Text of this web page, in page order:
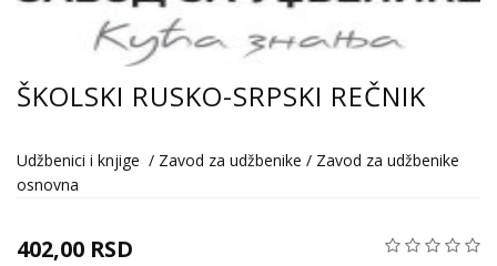
ŠKOLSKI RUSKO-SRPSKI REČNIK
Udžbenici i knjige / Zavod za udžbenike / Zavod za udžbenike
osnovna
402,00 RSD